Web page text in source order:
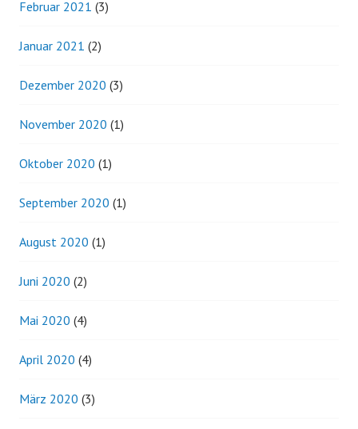
Februar 2021 (3)
Januar 2021 (2)
Dezember 2020 (3)
November 2020 (1)
Oktober 2020 (1)
September 2020 (1)
August 2020 (1)
Juni 2020 (2)
Mai 2020 (4)
April 2020 (4)
März 2020 (3)